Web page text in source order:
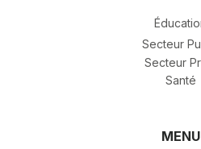
Secteur
Secteur
Santé
MENU